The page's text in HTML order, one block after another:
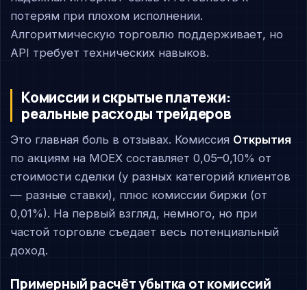
потерям при плохом исполнении.
Алгоритмическую торговлю поддерживает, но
API требует технических навыков.
Комиссии и скрытые платежи:
реальные расходы трейдеров
Это главная боль в отзывах. Комиссия Открытия
по акциям на MOEX составляет 0,05–0,10% от
стоимости сделки (у разных категорий клиентов
— разные ставки), плюс комиссии биржи (от
0,01%). На первый взгляд, немного, но при
частой торговле съедает весь потенциальный
доход.
Примерный расчёт убытка от комиссий